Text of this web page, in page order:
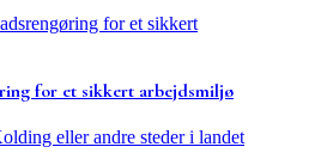
for et sikkert arbejdsmiljø